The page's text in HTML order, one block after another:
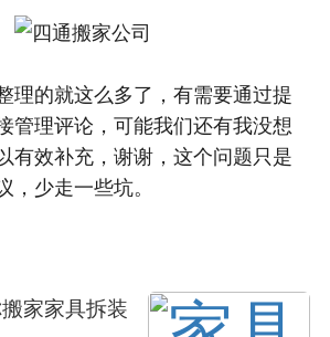
的就这么多了，有需要通过提
管理评论，可能我们还有我没想
有效补充，谢谢，这个问题只是
少走一些坑。
家家具拆装